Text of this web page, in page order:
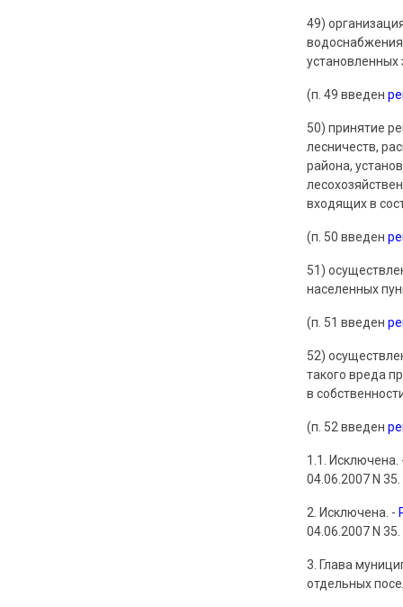
49)
установленных
(п. 49 введен
50) принятие
лесничеств,
района,
входящих в
(п. 50 введен
51)
населенных
(п. 51 введен
52)
такого вреда
в
(п. 52 введен
1.1. Исключена.
04.06.2007 N 35.
2. Исключена. -
04.06.2007 N 35.
3. Глава
отдельных